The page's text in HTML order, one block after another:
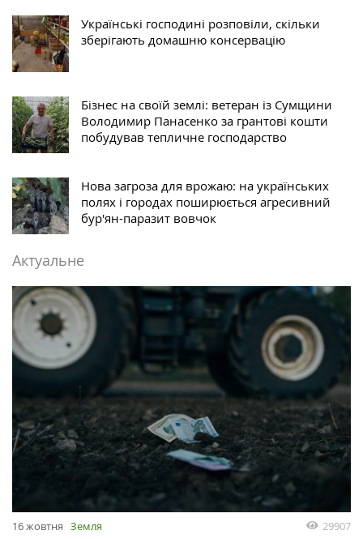
Українські господині розповіли, скільки
зберігають домашню консервацію
Бізнес на своїй землі: ветеран із Сумщини
Володимир Панасенко за грантові кошти
побудував тепличне господарство
Нова загроза для врожаю: на українських
полях і городах поширюється агресивний
бур'ян-паразит вовчок
Актуальне
16 жовтня Земля 29907